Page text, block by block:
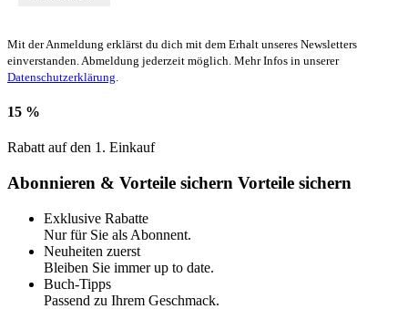
Mit der Anmeldung erklärst du dich mit dem Erhalt unseres Newsletters
einverstanden. Abmeldung jederzeit möglich. Mehr Infos in unserer
Datenschutzerklärung
15 %
Rabatt auf den 1. Einkauf
Abonnieren & Vorteile sichern Vorteile sichern
Exklusive Rabatte
Nur für Sie als Abonnent.
Neuheiten zuerst
Bleiben Sie immer up to date.
Buch-Tipps
Passend zu Ihrem Geschmack.